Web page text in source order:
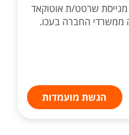
מגייסת שרטט/ת אוטוקאד
החברה בעכו.
הגשת מועמדות